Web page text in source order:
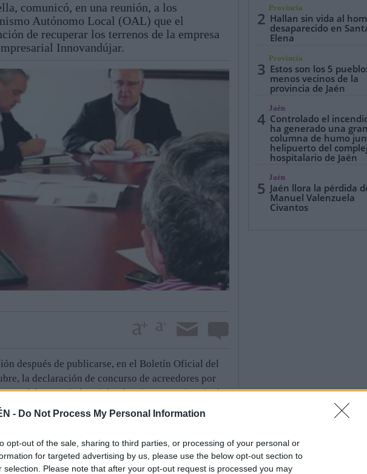
- Do Not Process My Personal Information
opt-out of the sale, sharing to third parties, or processing of your personal or
for targeted advertising by us, please use the below opt-out section to
selection. Please note that after your opt-out request is processed you may
comunicó, en una reunión, a los
Autónomo Local (OAL) que el
de recuperar los terrenos de la empresa
Innovandújar.
después de publicarse, en el Boletín Oficial del
la declaración de concurso de acreedores por
del grupo industrial valenciano, propietaria de
sector 2 del parque empresarial. El regidor
local, ahora, es recuperar los terrenos, de
de garantizar un futuro desarrollo industrial de la
la Junta de Andalucía. “Se trata de un tema
de acreedores, pero el Ayuntamiento iliturgitano
2
Provincia
Hallan sin vida al
desaparecido en
Elena
3
Provincia
Estos son los 5
menos vecinos de la
provincia de Jaén
4
Jaén
Controlado el
ha generado una gran
columna de humo
helipuerto del
hospitalario de Jaén
5
Jaén
Jaén llora la pérdida
Manuel Valenzuela
Civantos